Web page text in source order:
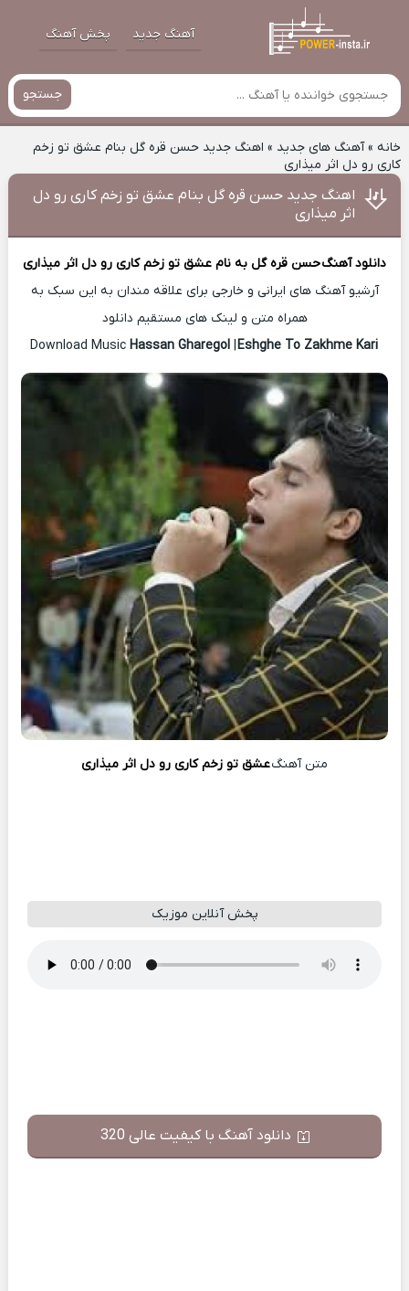
آهنگ جدید پخش آهنگ
جستجو
خانه»آهنگ های جدید » اهنگ جدید حسن قره گل بنام عشق تو زخم
کاری رو دل اثر میذاری
اهنگ جدید حسن قره گل بنام عشق تو زخم کاری رو دل
اثر میذاری
دانلود آهنگحسن قره گل به نام عشق تو زخم کاری رو دل اثر میذاری
آرشیو آهنگ های ایرانی و خارجی برای علاقه مندان به این سبک به
همراه متن و لینک های مستقیم دانلود
Hassan Gharegol |Eshghe To Zakhme Kari
متن آهنگعشق تو زخم کاری رو دل اثر میذاری
پخش آنلاین موزیک
دانلود آهنگ با کیفیت عالی 320